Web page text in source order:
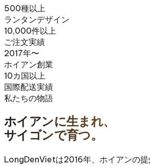
500種以上
ランタンデザイン
10,000件以上
ご注文実績
2017年〜
ホイアン創業
10カ国以上
国際配送実績
私たちの物語
ホイアンに生まれ、
サイゴンで育つ。
LongDenVietは2016年、ホイアンの提